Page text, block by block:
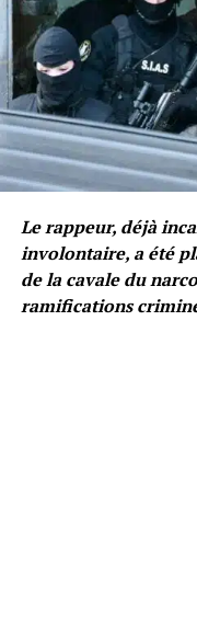
Le rappeur, déjà
involontaire, a été
de la cavale du
ramifications